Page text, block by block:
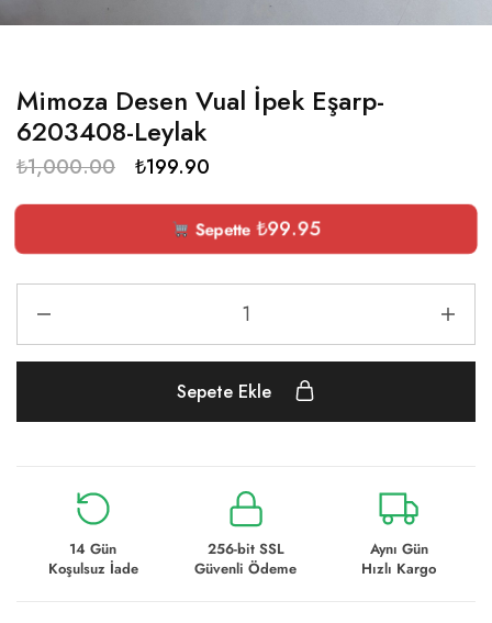
Mimoza Desen Vual İpek Eşarp-
6203408-Leylak
₺1,000.00 ₺199.90
Sepette₺99.95
Sepete Ekle
14 Gün
Koşulsuz İade
256-bit SSL
Güvenli Ödeme
Aynı Gün
Hızlı Kargo